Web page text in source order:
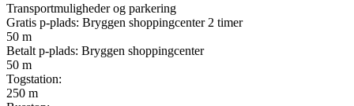
Transportmuligheder og parkering
Gratis p-plads: Bryggen shoppingcenter 2 timer
50 m
Betalt p-plads: Bryggen shoppingcenter
50 m
Togstation:
250 m